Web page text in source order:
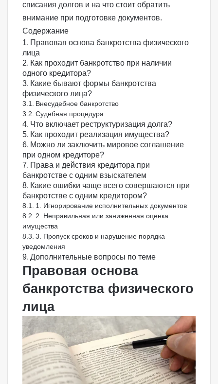
списания долгов и на что стоит обратить
внимание при подготовке документов.
Содержание
Правовая основа банкротства физического
лица
Как проходит банкротство при наличии
одного кредитора?
Какие бывают формы банкротства
физического лица?
Внесудебное банкротство
Судебная процедура
Что включает реструктуризация долга?
Как проходит реализация имущества?
Можно ли заключить мировое соглашение
при одном кредиторе?
Права и действия кредитора при
банкротстве с одним взыскателем
Какие ошибки чаще всего совершаются при
банкротстве с одним кредитором?
1. Игнорирование исполнительных документов
2. Неправильная или заниженная оценка
имущества
3. Пропуск сроков и нарушение порядка
уведомления
Дополнительные вопросы по теме
Правовая основа
банкротства физического
лица